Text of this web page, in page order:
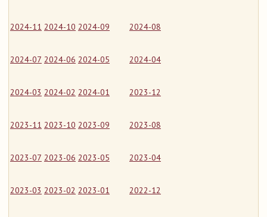
2024-11 2024-10 2024-09 2024-08
2024-07 2024-06 2024-05 2024-04
2024-03 2024-02 2024-01 2023-12
2023-11 2023-10 2023-09 2023-08
2023-07 2023-06 2023-05 2023-04
2023-03 2023-02 2023-01 2022-12